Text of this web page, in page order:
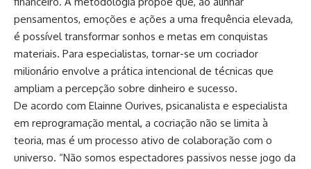
pensamentos, emoções e ações a uma frequência elevada,
é possível transformar sonhos e metas em conquistas
materiais. Para especialistas, tornar-se um cocriador
milionário envolve a prática intencional de técnicas que
ampliam a percepção sobre dinheiro e sucesso.
De acordo com Elainne Ourives, psicanalista e especialista
em reprogramação mental, a cocriação não se limita à
teoria, mas é um processo ativo de colaboração com o
universo. “Não somos espectadores passivos nesse jogo da